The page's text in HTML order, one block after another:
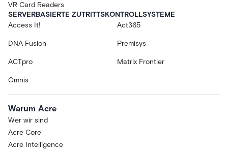
VR Card Readers
SERVERBASIERTE ZUTRITTSKONTROLLSYSTEME
Access It!
Act365
DNA Fusion Premisys
ACTpro Matrix Frontier
Omnis
Warum Acre
Wer wir sind
Acre Core
Acre Intelligence